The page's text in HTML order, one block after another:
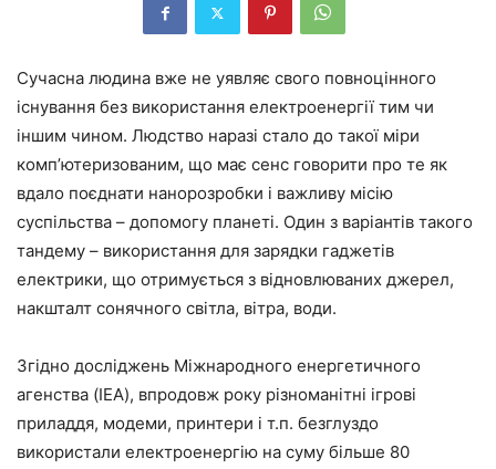
Сучасна людина вже не уявляє свого повноцінного
існування без використання електроенергії тим чи
іншим чином. Людство наразі стало до такої міри
комп’ютеризованим, що має сенс говорити про те як
вдало поєднати нанорозробки і важливу місію
суспільства – допомогу планеті. Один з варіантів такого
тандему – використання для зарядки гаджетів
електрики, що отримується з відновлюваних джерел,
накшталт сонячного світла, вітра, води.
Згідно досліджень Міжнародного енергетичного
агенства (IEA), впродовж року різноманітні ігрові
приладдя, модеми, принтери і т.п. безглуздо
використали електроенергію на суму більше 80